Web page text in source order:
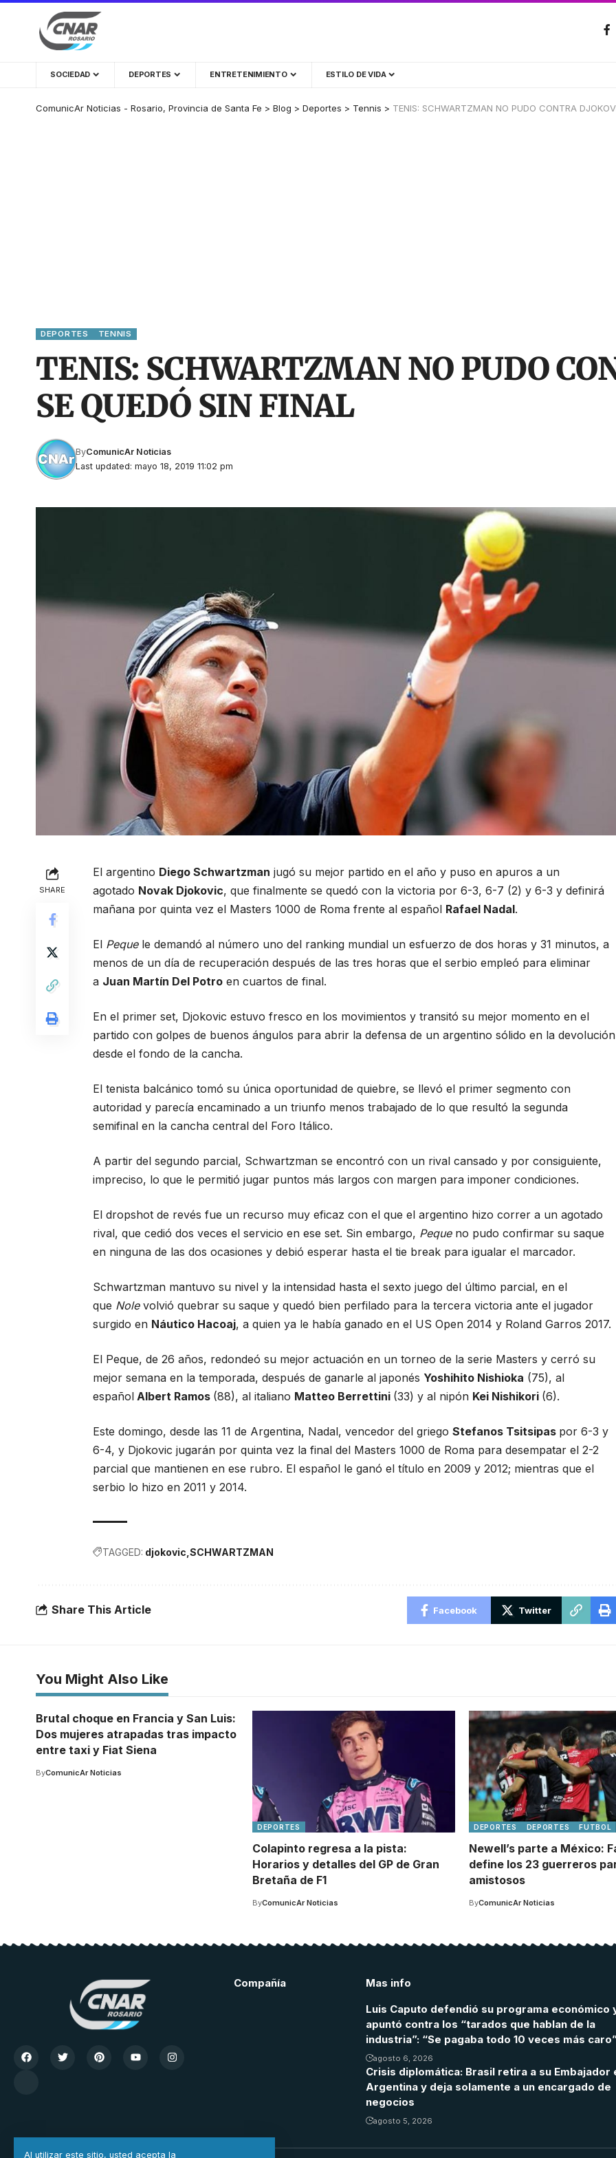
Al utilizar este sitio, usted acepta la
SOCIEDAD DEPORTES ENTRETENIMIENTO ESTILO DE VIDA
ComunicAr Noticias - Rosario, Provincia de Santa Fe > Blog > Deportes > Tennis > TENIS: SCHWARTZMAN NO PUDO CONTRA
DEPORTES TENNIS
TENIS: SCHWARTZMAN NO PUDO
SE QUEDÓ SIN FINAL
Last updated: mayo 18, 2019 11:02 pm
ByComunicAr Noticias
SHARE
El argentino Diego Schwartzman jugó su mejor partido en el año y puso en apuros a un
agotado Novak Djokovic, que finalmente se quedó con la victoria por 6-3, 6-7 (2) y 6-3 y definirá
mañana por quinta vez el Masters 1000 de Roma frente al español Rafael Nadal.
El Pequele demandó al número uno del ranking mundial un esfuerzo de dos horas y 31 minutos, a
menos de un día de recuperación después de las tres horas que el serbio empleó para eliminar
a Juan Martín Del Potro en cuartos de final.
En el primer set, Djokovic estuvo fresco en los movimientos y transitó su mejor momento en el
partido con golpes de buenos ángulos para abrir la defensa de un argentino sólido en la devolución
desde el fondo de la cancha.
El tenista balcánico tomó su única oportunidad de quiebre, se llevó el primer segmento con
autoridad y parecía encaminado a un triunfo menos trabajado de lo que resultó la segunda
semifinal en la cancha central del Foro Itálico.
A partir del segundo parcial, Schwartzman se encontró con un rival cansado y por consiguiente,
impreciso, lo que le permitió jugar puntos más largos con margen para imponer condiciones.
El dropshot de revés fue un recurso muy eficaz con el que el argentino hizo correr a un agotado
rival, que cedió dos veces el servicio en ese set. Sin embargo, Pequeno pudo confirmar su saque
en ninguna de las dos ocasiones y debió esperar hasta el tie break para igualar el marcador.
Schwartzman mantuvo su nivel y la intensidad hasta el sexto juego del último parcial, en el
que Nolevolvió quebrar su saque y quedó bien perfilado para la tercera victoria ante el jugador
surgido en Náutico Hacoaj, a quien ya le había ganado en el US Open 2014 y Roland Garros 2017.
El Peque, de 26 años, redondeó su mejor actuación en un torneo de la serie Masters y cerró su
mejor semana en la temporada, después de ganarle al japonés Yoshihito Nishioka (75), al
español Albert Ramos (88), al italiano Matteo Berrettini (33) y al nipón Kei Nishikori (6).
Este domingo, desde las 11 de Argentina, Nadal, vencedor del griegoStefanos Tsitsipas por 6-3 y
6-4, y Djokovic jugarán por quinta vez la final del Masters 1000 de Roma para desempatar el 2-2
parcial que mantienen en ese rubro. El español le ganó el título en 2009 y 2012; mientras que el
serbio lo hizo en 2011 y 2014.
TAGGED: djokovic SCHWARTZMAN
Share This Article Facebook Twitter
You Might Also Like
Brutal choque en Francia y San Luis:
Dos mujeres atrapadas tras impacto
entre taxi y Fiat Siena
ByComunicAr Noticias
DEPORTES
Colapinto regresa a la pista:
Horarios y detalles del GP de Gran
Bretaña de F1
ByComunicAr Noticias
DEPORTES DEPORTES FUTBOL
Newell’s parte a México:
define los 23 guerreros
amistosos
ByComunicAr Noticias
Compañía
Mas info
Luis Caputo defendió su programa económico
apuntó contra los “tarados que hablan de la
industria”: “Se pagaba todo 10 veces más
agosto 6, 2026
Crisis diplomática: Brasil retira a su Embajador
Argentina y deja solamente a un encargado de
negocios
agosto 5, 2026